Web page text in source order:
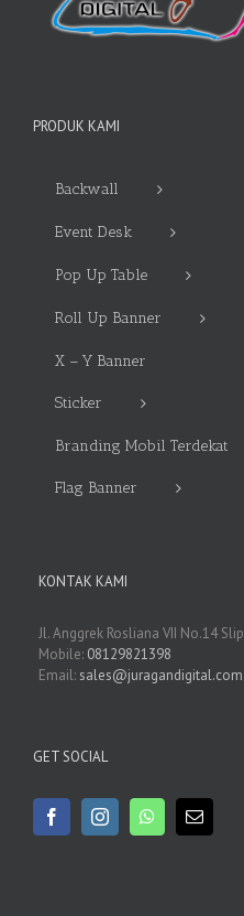
PRODUK KAMI
Backwall
Event Desk
Pop Up Table
Roll Up Banner
X – Y Banner
Sticker
Branding Mobil Terdekat
Flag Banner
KONTAK KAMI
Jl. Anggrek Rosliana VII No.14
Mobile: 08129821398
Email: sales@juragandigital.com
GET SOCIAL